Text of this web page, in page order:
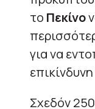
το Πεκίνο
για να
Σχεδόν